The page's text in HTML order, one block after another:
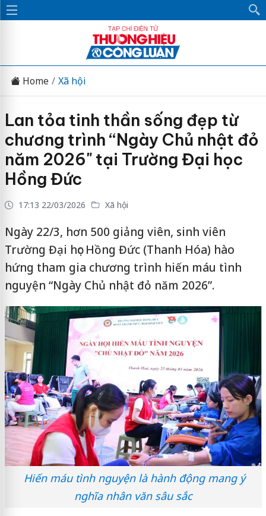
Home Xã hội
Lan tỏa tinh thần sống đẹp từ
chương trình “Ngày Chủ nhật đỏ
năm 2026" tại Trường Đại học
Hồng Đức
17:13 22/03/2026 Xã hội
Ngày 22/3, hơn 500 giảng viên, sinh viên
Trường Đại học Hồng Đức (Thanh Hóa) hào
hứng tham gia chương trình hiến máu tình
nguyện “Ngày Chủ nhật đỏ năm 2026”.
Hiến máu tình nguyện là hành động mang ý
nghĩa nhân văn sâu sắc